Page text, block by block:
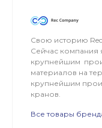
Свою историю
Сейчас компания
крупнейшим
материалов на
крупнейшим
кранов.
Все товары